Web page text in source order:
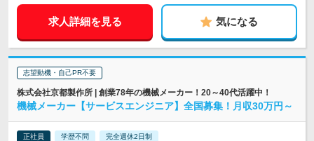
求人詳細を見る 気になる
志望動機・自己PR不要
株式会社京都製作所 | 創業78年の機械メーカー！20～40代活躍中！
機械メーカー【サービスエンジニア】全国募集！月収30万円～
正社員 学歴不問 完全週休2日制